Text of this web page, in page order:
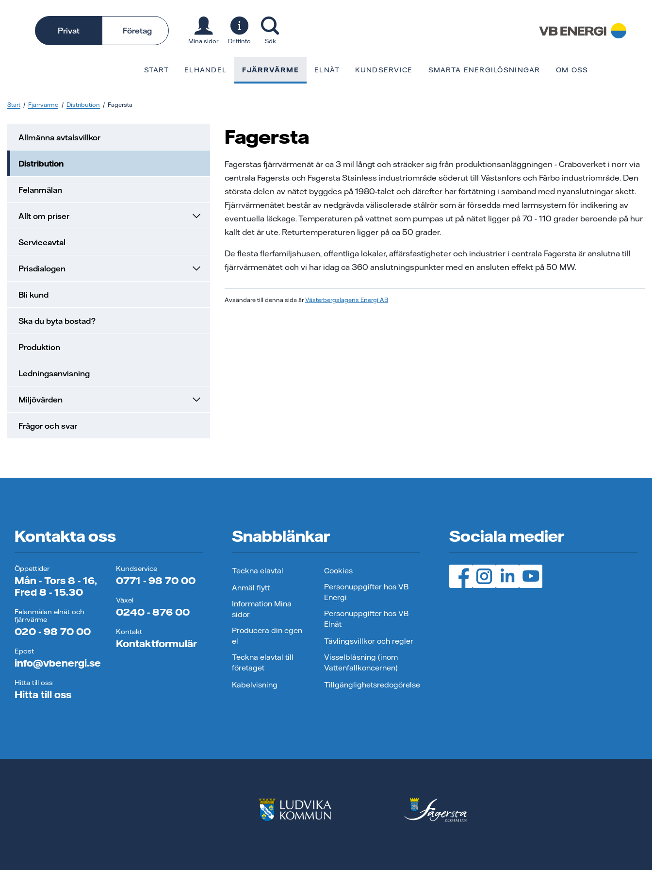
Privat Företag
Mina sidor Driftinfo Sök
START ELHANDEL FJÄRRVÄRME ELNÄT KUNDSERVICE SMARTA ENERGILÖSNINGAR OM OSS
Start Fjärrvärme Distribution Fagersta
Fagersta
Fagerstas fjärrvärmenät är ca 3 mil långt och sträcker sig från produktionsanläggningen - Craboverket i norr via
centrala Fagersta och Fagersta Stainless industriområde söderut till Västanfors och Fårbo industriområde. Den
största delen av nätet byggdes på 1980-talet och därefter har förtätning i samband med nyanslutningar skett.
Fjärrvärmenätet består av nedgrävda välisolerade stålrör som är försedda med larmsystem för indikering av
eventuella läckage. Temperaturen på vattnet som pumpas ut på nätet ligger på 70 - 110 grader beroende på hur
kallt det är ute. Returtemperaturen ligger på ca 50 grader.
De flesta flerfamiljshusen, offentliga lokaler, affärsfastigheter och industrier i centrala Fagersta är anslutna till
fjärrvärmenätet och vi har idag ca 360 anslutningspunkter med en ansluten effekt på 50 MW.
Avsändare till denna sida ärVästerbergslagens Energi AB
Allmänna avtalsvillkor
Distribution
Felanmälan
Allt om priser
Serviceavtal
Prisdialogen
Bli kund
Ska du byta bostad?
Produktion
Ledningsanvisning
Miljövärden
Frågor och svar
Kontakta oss
Öppettider
Mån - Tors 8 - 16,
Fred 8 - 15.30
Felanmälan elnät och
fjärrvärme
020 - 98 70 00
Epost
info@vbenergi.se
Hitta till oss
Hitta till oss
Kundservice
0771 - 98 70 00
Växel
0240 - 876 00
Kontakt
Kontaktformulär
Snabblänkar
Teckna elavtal
Anmäl flytt
Information Mina
sidor
Producera din egen
el
Teckna elavtal till
företaget
Kabelvisning
Cookies
Personuppgifter hos VB
Energi
Personuppgifter hos VB
Elnät
Tävlingsvillkor och regler
Visselblåsning (inom
Vattenfallkoncernen)
Tillgänglighetsredogörelse
Sociala medier
Facebook (öppnas i ny flik)
Instagram (öppnas i ny flik)
LinedIn (öppnas i ny flik)